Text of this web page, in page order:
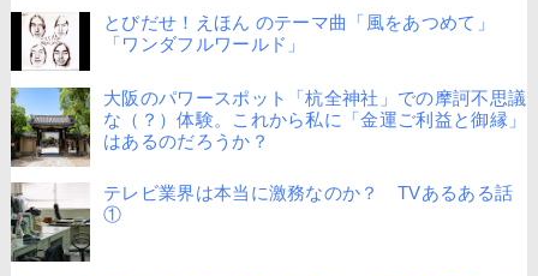
とびだせ！えほん のテーマ曲「風をあつめて」
「ワンダフルワールド」
大阪のパワースポット「杭全神社」での摩訶不思議
な（？）体験。これから私に「金運ご利益と御縁」
はあるのだろうか？
テレビ業界は本当に激務なのか？ TVあるある話
①